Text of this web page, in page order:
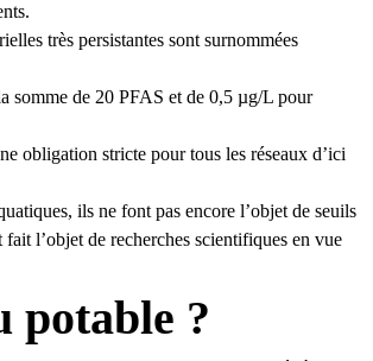
très persistantes sont surnommées
somme de 20 PFAS et de 0,5 µg/L pour
obligation stricte pour tous les réseaux d’ici
ils ne font pas encore l’objet de seuils
l’objet de recherches scientifiques en vue
potable ?